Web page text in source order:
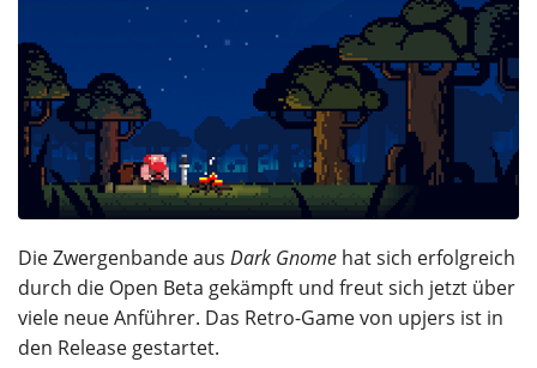
Die Zwergenbande aus Dark Gnome hat sich erfolgreich
durch die Open Beta gekämpft und freut sich jetzt über
viele neue Anführer. Das Retro-Game von upjers ist in
den Release gestartet.